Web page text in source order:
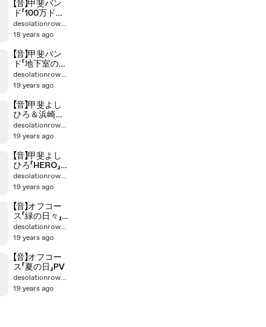
【音】甲斐バン
ド「100万ドル
ナイト」1981 desolationrow555
18 years ago
【音】甲斐バン
ド「地下室のメ
ロディー」
desolationrow555
19 years ago
【音】甲斐よし
ひろ＆浜崎あ
ゆみ「安奈」
desolationrow555
19 years ago
【音】甲斐よし
ひろ「HERO」Ｈ
EY!ＨEY!Ｈ
EY!
desolationrow555
19 years ago
【音】オフコー
ス「緑の日々」
ライブ
desolationrow555
19 years ago
【音】オフコー
ス「夏の日」PV
desolationrow555
19 years ago